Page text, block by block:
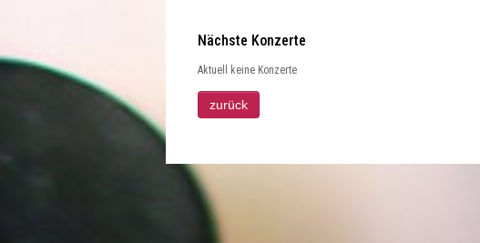
Nächste Konzerte
Aktuell keine Konzerte